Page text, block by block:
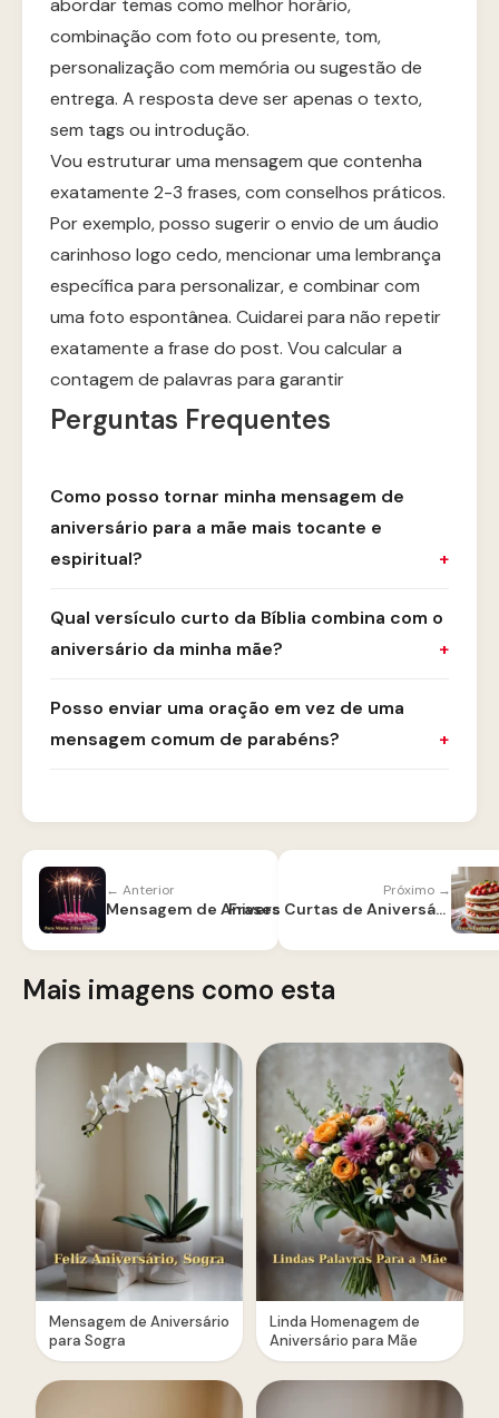
abordar temas como melhor horário,
combinação com foto ou presente, tom,
personalização com memória ou sugestão de
entrega. A resposta deve ser apenas o texto,
sem tags ou introdução.
Vou estruturar uma mensagem que contenha
exatamente 2-3 frases, com conselhos práticos.
Por exemplo, posso sugerir o envio de um áudio
carinhoso logo cedo, mencionar uma lembrança
específica para personalizar, e combinar com
uma foto espontânea. Cuidarei para não repetir
exatamente a frase do post. Vou calcular a
contagem de palavras para garantir
Perguntas Frequentes
Como posso tornar minha mensagem de
aniversário para a mãe mais tocante e
espiritual?
Qual versículo curto da Bíblia combina com o
aniversário da minha mãe?
Posso enviar uma oração em vez de uma
mensagem comum de parabéns?
← Anterior
Mensagem de Aniversário para Filha Distante
Próximo →
Frases Curtas de Aniversário para Mãe
Mais imagens como esta
Mensagem de Aniversário
para Sogra
Linda Homenagem de
Aniversário para Mãe